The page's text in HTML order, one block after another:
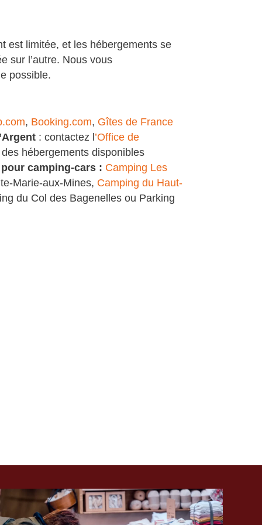
est limitée, et les hébergements se
sur l’autre. Nous vous
possible.
, Booking.com, Gîtes de France
: contactez l ’Office de
hébergements disponibles
camping-cars : Camping Les
Marie-aux-Mines, Camping du Haut-
du Col des Bagenelles ou Parking